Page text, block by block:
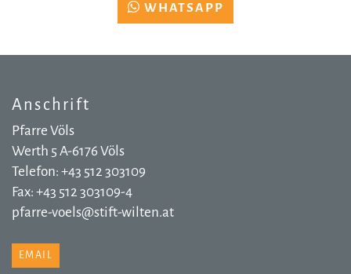
WHATSAPP
Anschrift
Pfarre Völs
Werth 5 A-6176 Völs
Telefon: +43 512 303109
Fax: +43 512 303109-4
pfarre-voels@stift-wilten.at
EMAIL